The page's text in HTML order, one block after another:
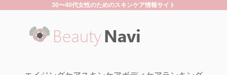
30〜40代女性のためのスキンケア情報サイト